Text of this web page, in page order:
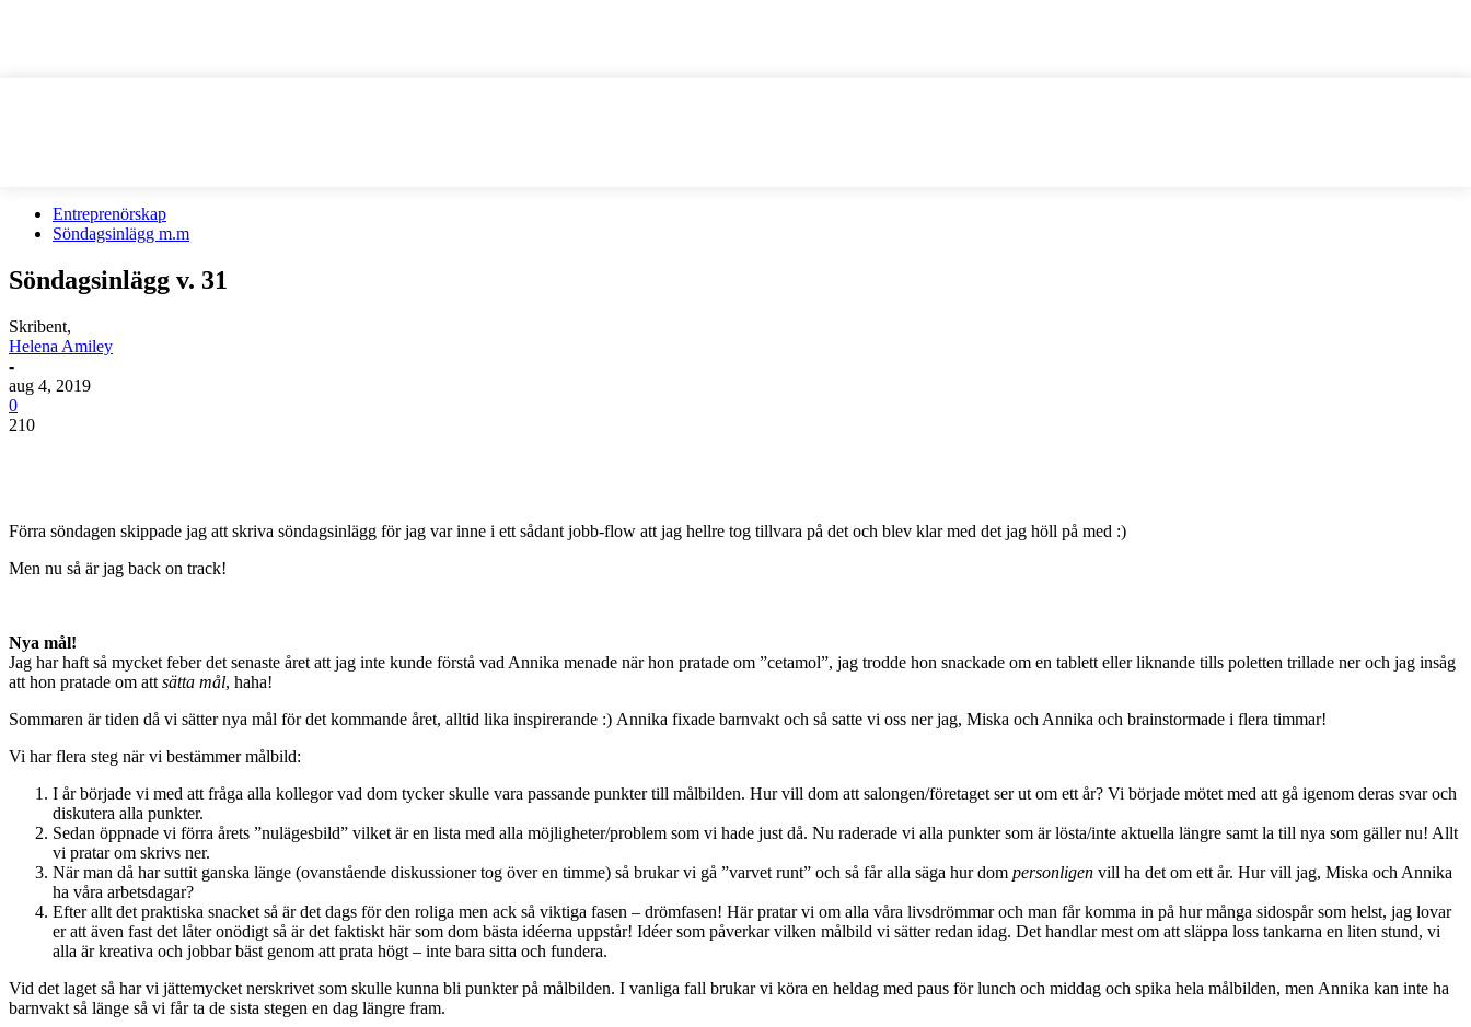
Entreprenörskap
Söndagsinlägg m.m
Söndagsinlägg v. 31
Skribent,
Helena Amiley
-
aug 4, 2019
0
210
Förra söndagen skippade jag att skriva söndagsinlägg för jag var inne i ett sådant jobb-flow att jag hellre tog tillvara på det och blev klar med det jag höll på med :)
Men nu så är jag back on track!
Nya mål!
Jag har haft så mycket feber det senaste året att jag inte kunde förstå vad Annika menade när hon pratade om ”cetamol”, jag trodde hon snackade om en tablett eller liknande tills poletten trillade ner och jag insåg
att hon pratade om att sätta mål, haha!
Sommaren är tiden då vi sätter nya mål för det kommande året, alltid lika inspirerande :) Annika fixade barnvakt och så satte vi oss ner jag, Miska och Annika och brainstormade i flera timmar!
Vi har flera steg när vi bestämmer målbild:
I år började vi med att fråga alla kollegor vad dom tycker skulle vara passande punkter till målbilden. Hur vill dom att salongen/företaget ser ut om ett år? Vi började mötet med att gå igenom deras svar och
diskutera alla punkter.
Sedan öppnade vi förra årets ”nulägesbild” vilket är en lista med alla möjligheter/problem som vi hade just då. Nu raderade vi alla punkter som är lösta/inte aktuella längre samt la till nya som gäller nu! Allt
vi pratar om skrivs ner.
När man då har suttit ganska länge (ovanstående diskussioner tog över en timme) så brukar vi gå ”varvet runt” och så får alla säga hur dom personligen vill ha det om ett år. Hur vill jag, Miska och Annika
ha våra arbetsdagar?
Efter allt det praktiska snacket så är det dags för den roliga men ack så viktiga fasen – drömfasen! Här pratar vi om alla våra livsdrömmar och man får komma in på hur många sidospår som helst, jag lovar
er att även fast det låter onödigt så är det faktiskt här som dom bästa idéerna uppstår! Idéer som påverkar vilken målbild vi sätter redan idag. Det handlar mest om att släppa loss tankarna en liten stund, vi
alla är kreativa och jobbar bäst genom att prata högt – inte bara sitta och fundera.
Vid det laget så har vi jättemycket nerskrivet som skulle kunna bli punkter på målbilden. I vanliga fall brukar vi köra en heldag med paus för lunch och middag och spika hela målbilden, men Annika kan inte ha
barnvakt så länge så vi får ta de sista stegen en dag längre fram.